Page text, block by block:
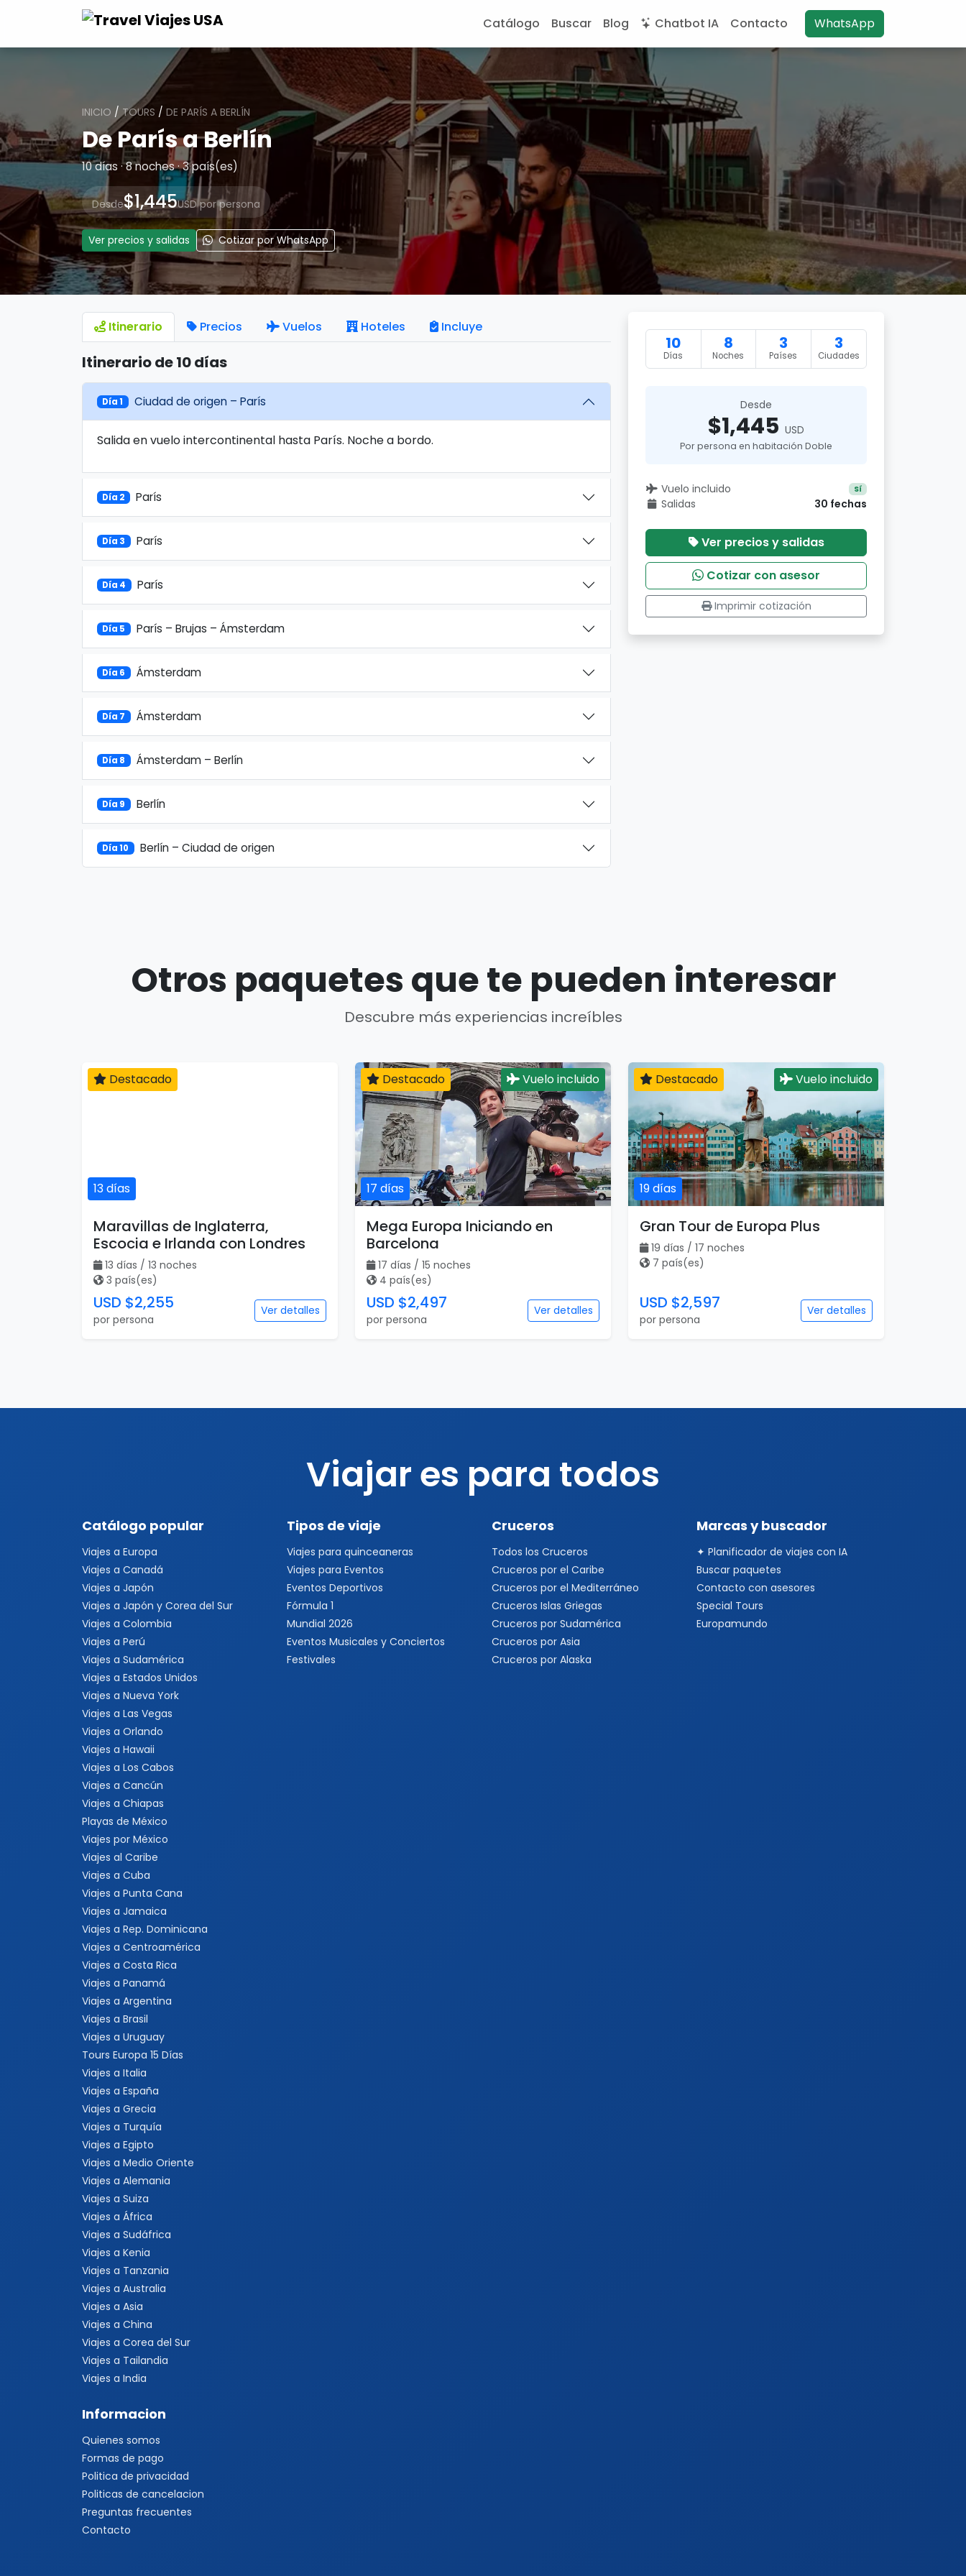
Catálogo Buscar Blog Chatbot IA Contacto WhatsApp
INICIO /TOURS / DE PARÍS A BERLÍN
De París a Berlín
10 días · 8 noches · 3 país(es)
Desde$1,445USD por persona
Ver precios y salidas Cotizar por WhatsApp
Itinerario Precios Vuelos Hoteles Incluye
Itinerario de 10 días
Día 1 Ciudad de origen – París
Salida en vuelo intercontinental hasta París. Noche a bordo.
Día 2 París
Día 3 París
Día 4 París
Día 5 París – Brujas – Ámsterdam
Día 6 Ámsterdam
Día 7 Ámsterdam
Día 8 Ámsterdam – Berlín
Día 9 Berlín
Día 10 Berlín – Ciudad de origen
10
Días
8
Noches
3
Países
3
Ciudades
Desde
$1,445 USD
Por persona en habitación Doble
Vuelo incluido Sí
Salidas 30 fechas
Ver precios y salidas
Cotizar con asesor
Imprimir cotización
Otros paquetes que te pueden interesar
Descubre más experiencias increíbles
13 días
Destacado
Maravillas de Inglaterra,
Escocia e Irlanda con Londres
13 días / 13 noches
3 país(es)
USD $2,255
por persona
Ver detalles
17 días
Destacado Vuelo incluido
Mega Europa Iniciando en
Barcelona
17 días / 15 noches
4 país(es)
USD $2,497
por persona
Ver detalles
19 días
Destacado Vuelo incluido
Gran Tour de Europa Plus
19 días / 17 noches
7 país(es)
USD $2,597
por persona
Ver detalles
Viajar es para todos
Catálogo popular
Viajes a Europa
Viajes a Canadá
Viajes a Japón
Viajes a Japón y Corea del Sur
Viajes a Colombia
Viajes a Perú
Viajes a Sudamérica
Viajes a Estados Unidos
Viajes a Nueva York
Viajes a Las Vegas
Viajes a Orlando
Viajes a Hawaii
Viajes a Los Cabos
Viajes a Cancún
Viajes a Chiapas
Playas de México
Viajes por México
Viajes al Caribe
Viajes a Cuba
Viajes a Punta Cana
Viajes a Jamaica
Viajes a Rep. Dominicana
Viajes a Centroamérica
Viajes a Costa Rica
Viajes a Panamá
Viajes a Argentina
Viajes a Brasil
Viajes a Uruguay
Tours Europa 15 Días
Viajes a Italia
Viajes a España
Viajes a Grecia
Viajes a Turquía
Viajes a Egipto
Viajes a Medio Oriente
Viajes a Alemania
Viajes a Suiza
Viajes a África
Viajes a Sudáfrica
Viajes a Kenia
Viajes a Tanzania
Viajes a Australia
Viajes a Asia
Viajes a China
Viajes a Corea del Sur
Viajes a Tailandia
Viajes a India
Tipos de viaje
Viajes para quinceaneras
Viajes para Eventos
Eventos Deportivos
Fórmula 1
Mundial 2026
Eventos Musicales y Conciertos
Festivales
Cruceros
Todos los Cruceros
Cruceros por el Caribe
Cruceros por el Mediterráneo
Cruceros Islas Griegas
Cruceros por Sudamérica
Cruceros por Asia
Cruceros por Alaska
Marcas y buscador
✦ Planificador de viajes con IA
Buscar paquetes
Contacto con asesores
Special Tours
Europamundo
Informacion
Quienes somos
Formas de pago
Politica de privacidad
Politicas de cancelacion
Preguntas frecuentes
Contacto